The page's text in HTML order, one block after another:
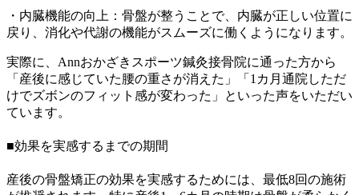
・内臓機能の向上：骨盤が整うことで、内臓が正しい位置に
戻り、消化や代謝の機能がスムーズに働くようになります。
実際に、Annおかざきスポーツ鍼灸接骨院に通った方から
「産後に感じていた腰の重さが消えた」「1カ月通院しただ
けでズボンのフィット感が変わった」といった声をいただい
ています。
■効果を実感するまでの期間
産後の骨盤矯正の効果を実感するためには、最低8回の施術